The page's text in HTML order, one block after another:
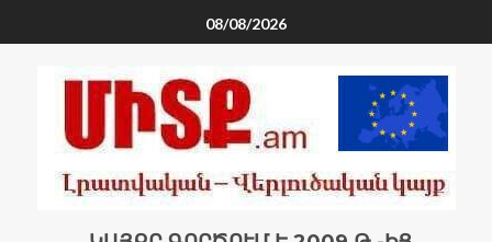
08/08/2026